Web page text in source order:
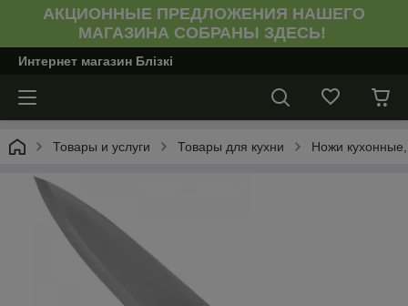
АКЦИОННЫЕ ПРЕДЛОЖЕНИЯ НАШЕГО
МАГАЗИНА СОБРАНЫ ЗДЕСЬ!
Интернет магазин Блiзкi
Товары и услуги Товары для кухни Ножи